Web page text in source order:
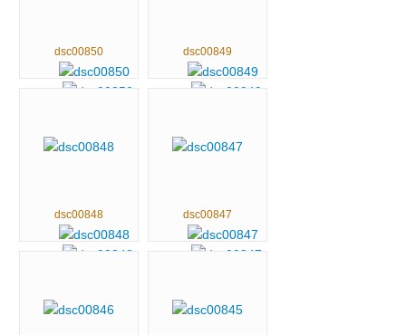
dsc00850 dsc00849
dsc00848 dsc00847